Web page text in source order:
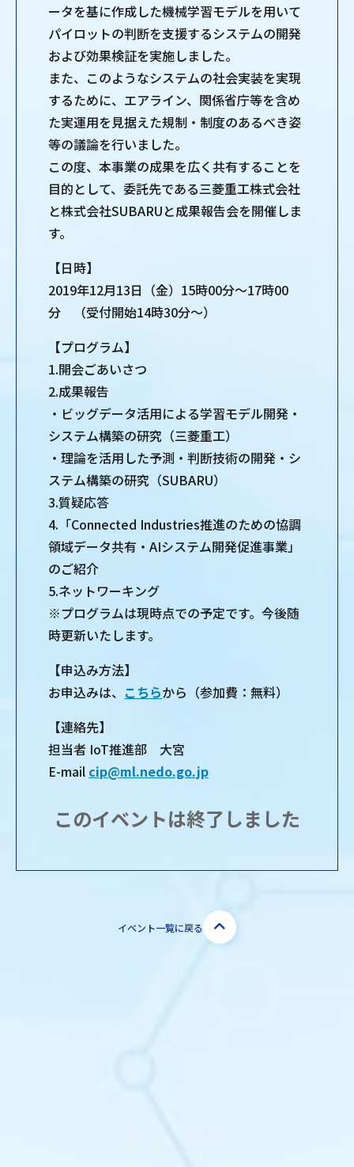
ータを基に作成した機械学習モデルを用いて
パイロットの判断を支援するシステムの開発
および効果検証を実施しました。
また、このようなシステムの社会実装を実現
するために、エアライン、関係省庁等を含め
た実運用を見据えた規制・制度のあるべき姿
等の議論を行いました。
この度、本事業の成果を広く共有することを
目的として、委託先である三菱重工株式会社
と株式会社SUBARUと成果報告会を開催しま
す。
【日時】
2019年12月13日（金）15時00分～17時00
分 （受付開始14時30分～）
【プログラム】
1.開会ごあいさつ
2.成果報告
・ビッグデータ活用による学習モデル開発・
システム構築の研究（三菱重工）
・理論を活用した予測・判断技術の開発・シ
ステム構築の研究（SUBARU）
3.質疑応答
4.「Connected Industries推進のための協調
領域データ共有・AIシステム開発促進事業」
のご紹介
5.ネットワーキング
※プログラムは現時点での予定です。今後随
時更新いたします。
【申込み方法】
お申込みは、 こちらから（参加費：無料）
【連絡先】
担当者 IoT推進部 大宮
E-mail cip@ml.nedo.go.jp
このイベントは終了しました
イベント一覧に戻る